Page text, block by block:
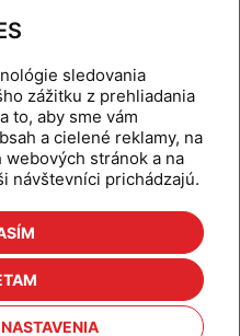
sledovania
zážitku z prehliadania
to, aby sme vám
a cielené reklamy, na
stránok a na
návštevníci prichádzajú.
šikovné tipy